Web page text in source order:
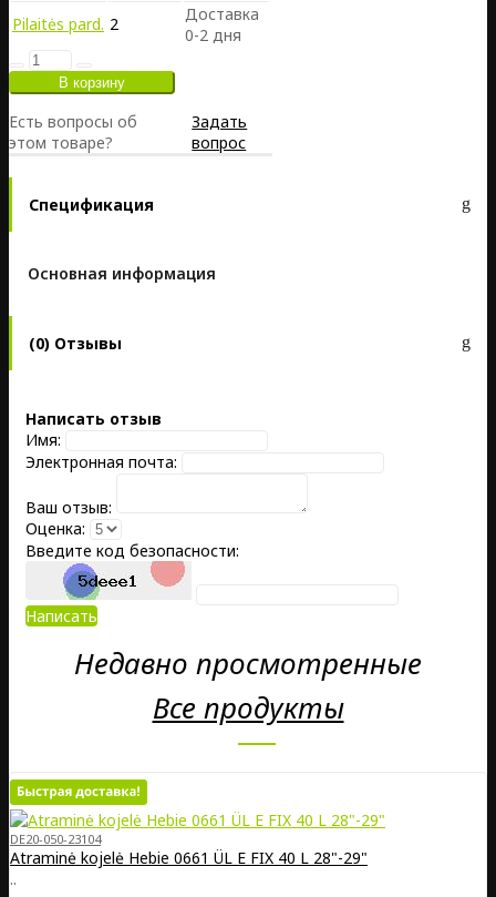
Pilaitės pard. 2
Доставка
0-2 дня
Есть вопросы об
этом товаре?
Задать
вопрос
Спецификация
Основная информация
(0) Отзывы
Написать отзыв
Имя:
Электронная почта:
Ваш отзыв:
Оценка:
Введите код безопасности:
Написать
Недавно просмотренные
Все продукты
DE20-050-23104
Atraminė kojelė Hebie 0661 ÜL E FIX 40 L 28"-29"
..